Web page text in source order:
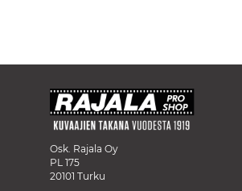
Osk. Rajala Oy
PL 175
20101 Turku